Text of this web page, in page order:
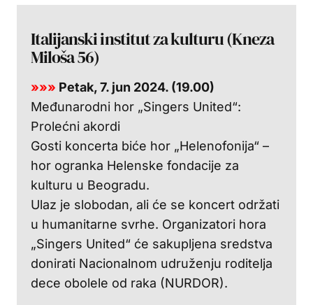
Italijanski institut za kulturu (Kneza
Miloša 56)
»»» Petak, 7. jun 2024. (19.00)
Međunarodni hor „Singers United“:
Prolećni akordi
Gosti koncerta biće hor „Helenofonija“ –
hor ogranka Helenske fondacije za
kulturu u Beogradu.
Ulaz je slobodan, ali će se koncert održati
u humanitarne svrhe. Organizatori hora
„Singers United“ će sakupljena sredstva
donirati Nacionalnom udruženju roditelja
dece obolele od raka (NURDOR).